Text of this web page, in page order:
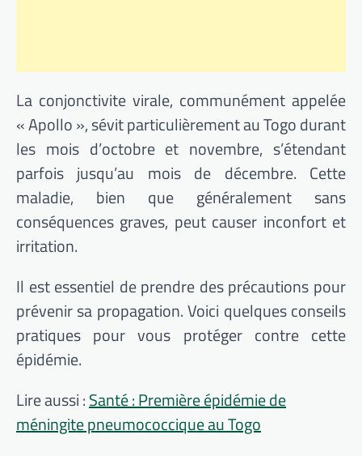
La conjonctivite virale, communément appelée
« Apollo », sévit particulièrement au Togo durant
les mois d’octobre et novembre, s’étendant
parfois jusqu’au mois de décembre. Cette
maladie, bien que généralement sans
conséquences graves, peut causer inconfort et
irritation.
Il est essentiel de prendre des précautions pour
prévenir sa propagation. Voici quelques conseils
pratiques pour vous protéger contre cette
épidémie.
Lire aussi :Santé : Première épidémie de
méningite pneumococcique au Togo